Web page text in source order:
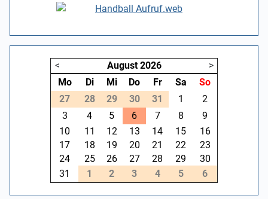
< August 2026
>
Mo
Di Mi Do Fr Sa
So
27
28 29 30 31 1
2
3
4 5 6 7 8
9
10
11 12 13 14 15
16
17
18 19 20 21 22
23
24
25 26 27 28 29
30
31
1 2 3 4 5 6